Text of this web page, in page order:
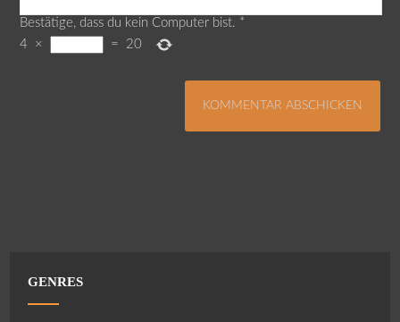
Bestätige, dass du kein Computer bist. *
4
× = 20
GENRES